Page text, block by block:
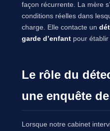
façon récurrente. La mère
conditions réelles dans
charge. Elle contacte un
garde d’enfant pour
Le rôle du
une enquête
Lorsque notre cabinet